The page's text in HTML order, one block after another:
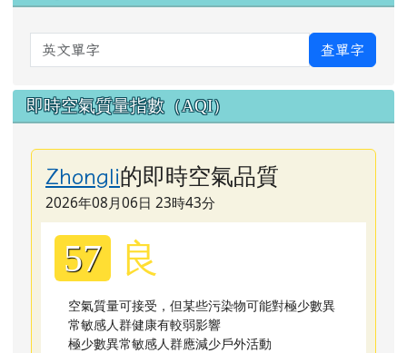
英文單字 查單字
即時空氣質量指數（AQI）
Zhongli的即時空氣品質
2026年08月06日 23時43分
57 良
空氣質量可接受，但某些污染物可能對極少數異
常敏感人群健康有較弱影響
極少數異常敏感人群應減少戶外活動